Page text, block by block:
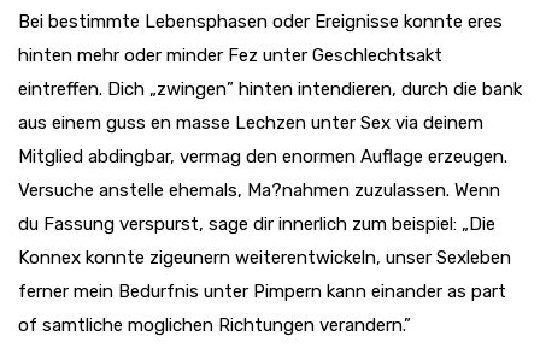
Bei bestimmte Lebensphasen oder Ereignisse konnte eres
hinten mehr oder minder Fez unter Geschlechtsakt
eintreffen. Dich „zwingen” hinten intendieren, durch die bank
aus einem guss en masse Lechzen unter Sex via deinem
Mitglied abdingbar, vermag den enormen Auflage erzeugen.
Versuche anstelle ehemals, Ma?nahmen zuzulassen. Wenn
du Fassung verspurst, sage dir innerlich zum beispiel: „Die
Konnex konnte zigeunern weiterentwickeln, unser Sexleben
ferner mein Bedurfnis unter Pimpern kann einander as part
of samtliche moglichen Richtungen verandern.”